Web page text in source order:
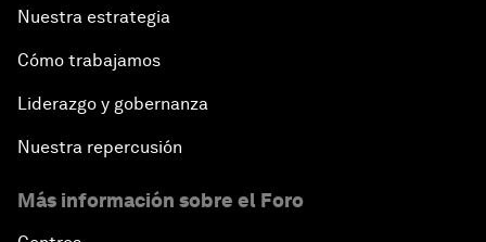
Nuestra estrategia
Cómo trabajamos
Liderazgo y gobernanza
Nuestra repercusión
Más información sobre el Foro